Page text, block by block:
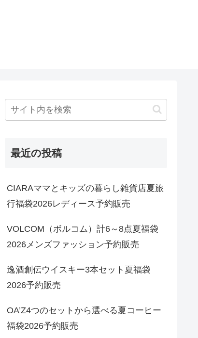
最近の投稿
CIARAママとキッズの暮らし雑貨店夏旅
行福袋2026レディース予約販売
VOLCOM（ボルコム）計6～8点夏福袋
2026メンズファッション予約販売
逸酒創伝ウイスキー3本セット夏福袋
2026予約販売
OA’Z4つのセットから選べる夏コーヒー
福袋2026予約販売